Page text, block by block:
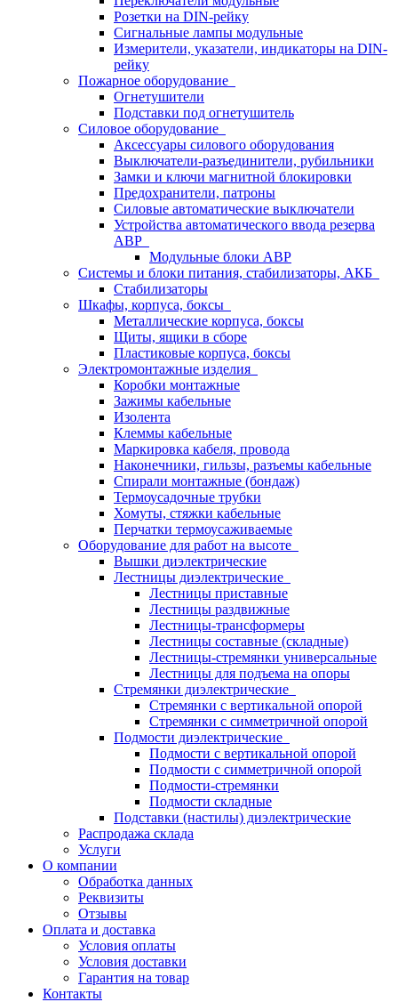
Розетки на DIN-рейку
Сигнальные лампы модульные
Измерители, указатели, индикаторы на DIN-
рейку
Пожарное оборудование
Огнетушители
Подставки под огнетушитель
Силовое оборудование
Аксессуары силового оборудования
Выключатели-разъединители, рубильники
Замки и ключи магнитной блокировки
Предохранители, патроны
Силовые автоматические выключатели
Устройства автоматического ввода резерва
АВР
Модульные блоки АВР
Системы и блоки питания, стабилизаторы, АКБ
Стабилизаторы
Шкафы, корпуса, боксы
Металлические корпуса, боксы
Щиты, ящики в сборе
Пластиковые корпуса, боксы
Электромонтажные изделия
Коробки монтажные
Зажимы кабельные
Изолента
Клеммы кабельные
Маркировка кабеля, провода
Наконечники, гильзы, разъемы кабельные
Спирали монтажные (бондаж)
Термоусадочные трубки
Хомуты, стяжки кабельные
Перчатки термоусаживаемые
Оборудование для работ на высоте
Вышки диэлектрические
Лестницы диэлектрические
Лестницы приставные
Лестницы раздвижные
Лестницы-трансформеры
Лестницы составные (складные)
Лестницы-стремянки универсальные
Лестницы для подъема на опоры
Стремянки диэлектрические
Стремянки с вертикальной опорой
Стремянки с симметричной опорой
Подмости диэлектрические
Подмости с вертикальной опорой
Подмости с симметричной опорой
Подмости-стремянки
Подмости складные
Подставки (настилы) диэлектрические
Распродажа склада
Услуги
О компании
Обработка данных
Реквизиты
Отзывы
Оплата и доставка
Условия оплаты
Условия доставки
Гарантия на товар
Контакты